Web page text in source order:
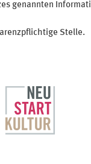
genannten
Stelle.